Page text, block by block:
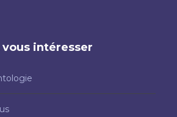
intéresser